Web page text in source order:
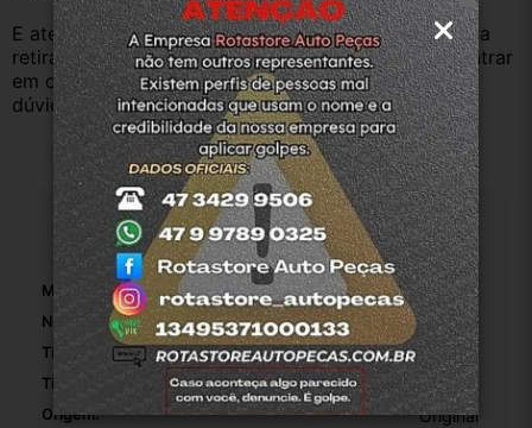
E atenderemos o quanto antes, caso o cliente prefira
retirar na nossa loja física também aceitamos, só entrar
em contato com a equipe Rotasul e tiramos suas
dúvidas.
Especificações
Marca: Nissan
Número De Peça: 1
Tipo De Veículo: Carro/Caminhonete
Tipo De Uso: Regular
Origem: Original